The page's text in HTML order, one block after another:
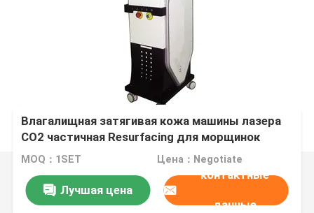
Влагалищная затягивая кожа машины лазера
СО2 частичная Resurfacing для морщинок
MOQ：1SET Цена：Negotiate
Лучшая цена
контактные
данные